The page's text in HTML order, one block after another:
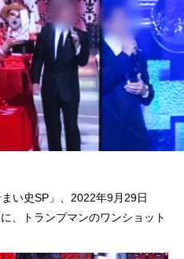
い史SP」、2022年9月29日
、トランプマンのワンショット